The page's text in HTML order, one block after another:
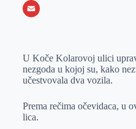
o
e
e
r
k
I
n
b
h
s
A
p
X
a
i
U Koče Kolarovoj ulici
nezgoda u kojoj su, kako
učestvovala dva vozila.
Prema rečima očevidaca, u
lica.